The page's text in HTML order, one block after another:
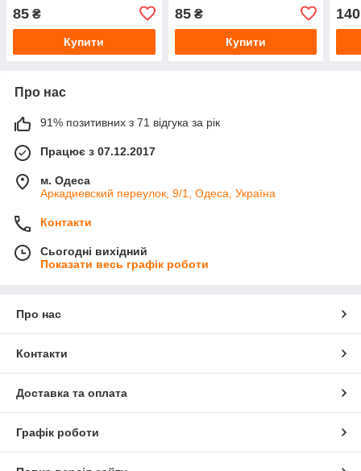
85 ₴
Купити
85₴
Купити
140
Про нас
91% позитивних з 71 відгука за рік
Працює з 07.12.2017
м. Одеса
Аркадиевский переулок, 9/1, Одеса, Україна
Контакти
Сьогодні вихідний
Показати весь графік роботи
Про нас
Контакти
Доставка та оплата
Графік роботи